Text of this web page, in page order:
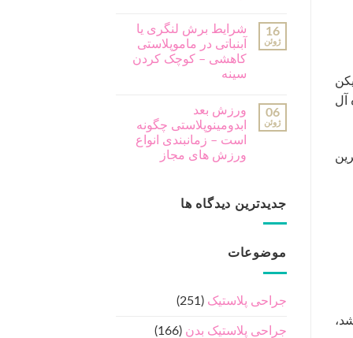
آل
16
ژوئن
شرایط برش لنگری یا
آبنباتی در ماموپلاستی
کاهشی – کوچک کردن
سینه
06
ژوئن
ورزش بعد
ابدومینوپلاستی چگونه
است – زمانبندی انواع
ورزش های مجاز
جدیدترین دیدگاه ها
موضوعات
جراحی پلاستیک (251)
جراحی پلاستیک بدن (166)